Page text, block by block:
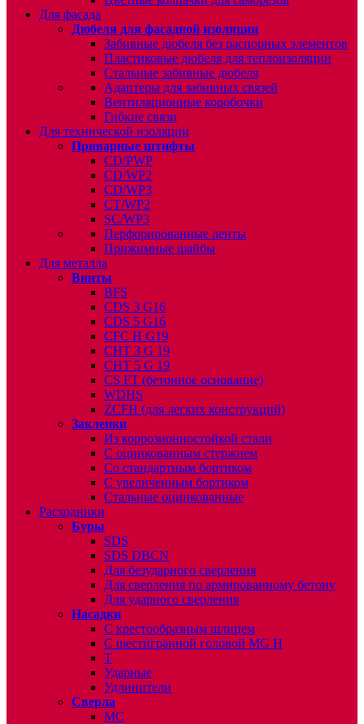
Для фасада
Дюбеля для фасадной изоляции
Забивные дюбеля без распорных элементов
Пластиковые дюбеля для теплоизоляции
Стальные забивные дюбеля
Адаптеры для забивных связей
Вентиляционные коробочки
Гибкие связи
Для технической изоляции
Приварные штифты
CD/PWP
CD/WP2
CD/WP3
CT/WP2
SC/WP3
Перфорированные ленты
Прижимные шайбы
Для металла
Винты
BFS
CDS 3 G16
CDS 5 G16
CFC H G19
CHT 3 G 19
CHT 5 G 19
CS FT (бетонное основание)
WDHS
ZCFH (для легких конструкций)
Заклепки
Из коррозионностойкой стали
С оцинкованным стержнем
Со стандартным бортиком
С увеличенным бортиком
Стальные оцинкованные
Расходники
Буры
SDS
SDS DBCN
Для безударного сверления
Для сверления по армированному бетону
Для ударного сверления
Насадки
С крестообразным шлицем
С шестигранной головой MG H
T
Ударные
Удлинители
Сверла
МС